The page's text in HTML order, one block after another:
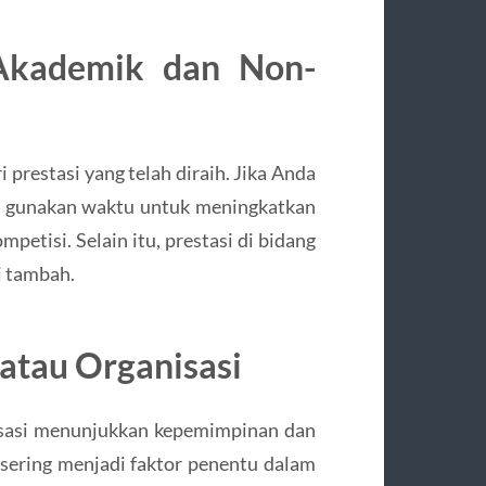
dan Non-
prestasi yang telah diraih. Jika Anda
waktu untuk meningkatkan
Selain itu, prestasi di bidang
tambah.
Organisasi
menunjukkan kepemimpinan dan
menjadi faktor penentu dalam